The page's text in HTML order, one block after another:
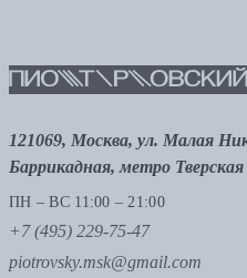
121069, Москва, ул. Малая
Баррикадная, метро Тверская
ПН – ВС 11:00 – 21:00
+7 (495) 229-75-47
piotrovsky.msk@gmail.com